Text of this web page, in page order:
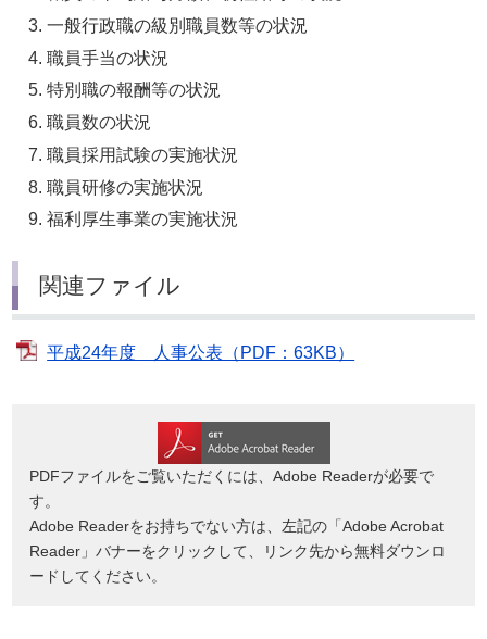
一般行政職の級別職員数等の状況
職員手当の状況
特別職の報酬等の状況
職員数の状況
職員採用試験の実施状況
職員研修の実施状況
福利厚生事業の実施状況
関連ファイル
平成24年度 人事公表（PDF：63KB）
PDFファイルをご覧いただくには、Adobe Readerが必要で
す。
Adobe Readerをお持ちでない方は、左記の「Adobe Acrobat
Reader」バナーをクリックして、リンク先から無料ダウンロ
ードしてください。